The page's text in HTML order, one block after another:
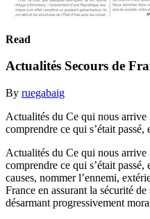
Read
Actualités Secours de
By ruegabaig
Actualités du Ce qui nous arrive
comprendre ce qui s’était passé,
Actualités du Ce qui nous arrive
comprendre ce qui s’était
causes, nommer l’ennemi,
France en assurant la sécurité
désarmant progressivement